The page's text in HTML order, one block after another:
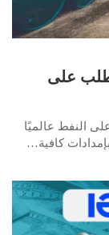
على
النفط عالميًا